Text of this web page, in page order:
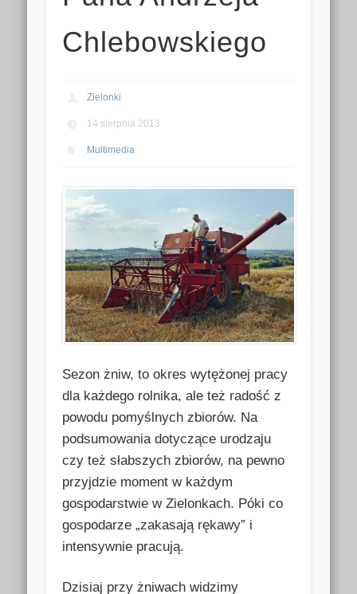
Chlebowskiego
Zielonki
14 sierpnia 2013
Multimedia
Sezon żniw, to okres wytężonej pracy
dla każdego rolnika, ale też radość z
powodu pomyślnych zbiorów. Na
podsumowania dotyczące urodzaju
czy też słabszych zbiorów, na pewno
przyjdzie moment w każdym
gospodarstwie w Zielonkach. Póki co
gospodarze „zakasają rękawy” i
intensywnie pracują.
Dzisiaj przy żniwach widzimy